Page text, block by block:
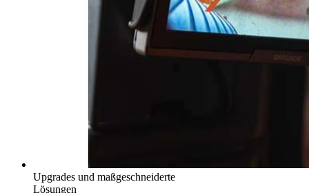
Upgrades und maßgeschneiderte
Lösungen